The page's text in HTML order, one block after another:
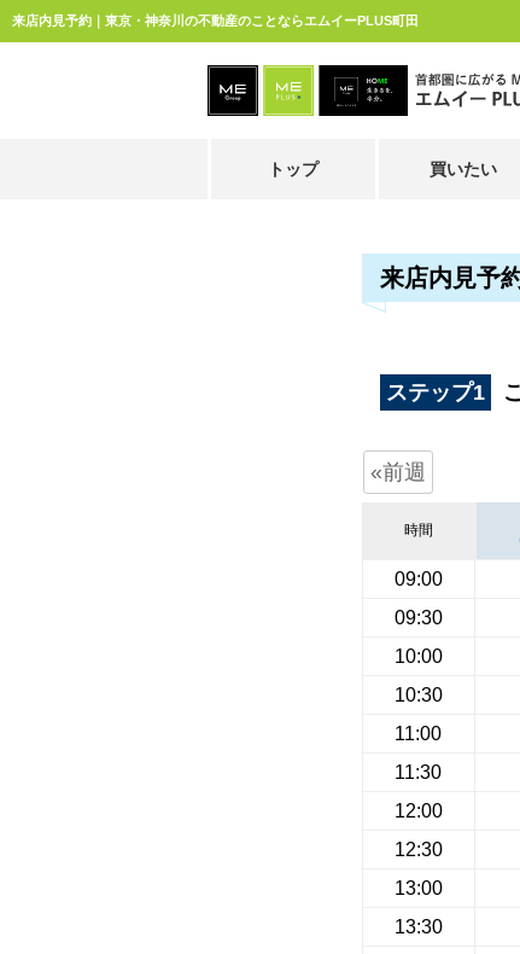
来店内見予約｜東京・神奈川の不動産のことならエムイーPLUS町田
トップ 買いたい
来店内見予
ステップ1
«前週
時間
09:00
09:30
10:00
10:30
11:00
11:30
12:00
12:30
13:00
13:30